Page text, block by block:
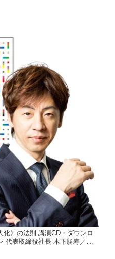
》の法則 講演CD・ダウンロ
代表取締役社長 木下勝寿／日
】